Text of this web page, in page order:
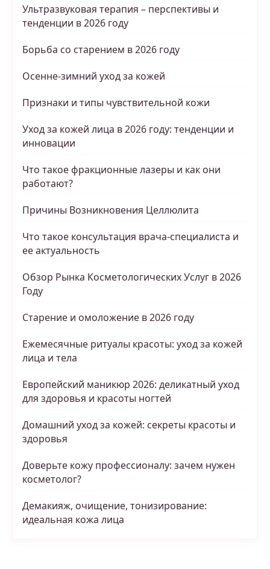
Ультразвуковая терапия – перспективы и
тенденции в 2026 году
Борьба со старением в 2026 году
Осенне-зимний уход за кожей
Признаки и типы чувствительной кожи
Уход за кожей лица в 2026 году: тенденции и
инновации
Что такое фракционные лазеры и как они
работают?
Причины Возникновения Целлюлита
Что такое консультация врача-специалиста и
ее актуальность
Обзор Рынка Косметологических Услуг в 2026
Году
Старение и омоложение в 2026 году
Ежемесячные ритуалы красоты: уход за кожей
лица и тела
Европейский маникюр 2026: деликатный уход
для здоровья и красоты ногтей
Домашний уход за кожей: секреты красоты и
здоровья
Доверьте кожу профессионалу: зачем нужен
косметолог?
Демакияж, очищение, тонизирование:
идеальная кожа лица